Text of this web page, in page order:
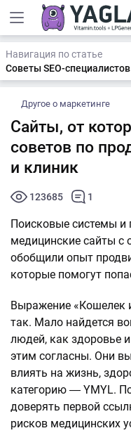
Навигация по статье
Другое о маркетинге
Сайты, от
советов по
и клиник
123685 1
Поисковые системы и
медицинские сайты с
обобщили опыт
которые помогут
Выражение «Кошелек
так. Мало найдется
людей, как здоровье
этим согласны. Они
влиять на жизнь,
категорию ― YMYL.
доверять первой
рисков медицинских